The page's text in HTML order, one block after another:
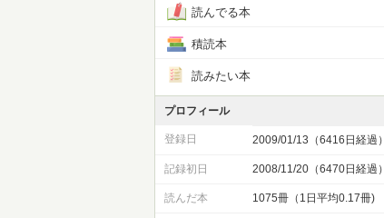
読んでる本
積読本
読みたい本
プロフィール
登録日 2009/01/13（6416日経過）
記録初日 2008/11/20（6470日経過）
読んだ本 1075冊（1日平均0.17冊)